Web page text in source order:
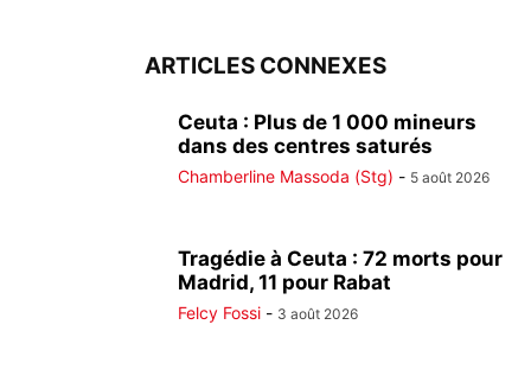
ARTICLES CONNEXES
Ceuta : Plus de 1 000 mineurs
dans des centres saturés
Chamberline Massoda (Stg) - 5 août 2026
Tragédie à Ceuta : 72 morts pour
Madrid, 11 pour Rabat
Felcy Fossi - 3 août 2026